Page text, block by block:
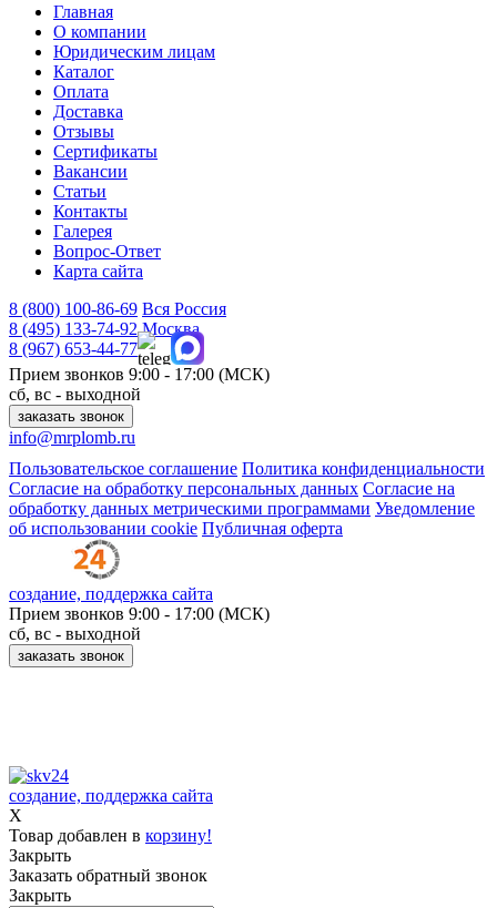
Главная
О компании
Юридическим лицам
Каталог
Оплата
Доставка
Отзывы
Сертификаты
Вакансии
Статьи
Контакты
Галерея
Вопрос-Ответ
Карта сайта
8 (800) 100-86-69 Вся Россия
8 (495) 133-74-92 Москва
8 (967) 653-44-77
Прием звонков 9:00 - 17:00 (МСК)
сб, вс - выходной
заказать звонок
info@mrplomb.ru
Пользовательское соглашение Политика конфиденциальности
Согласие на обработку персональных данных Согласие на
обработку данных метрическими программами Уведомление
об использовании cookie Публичная оферта
создание, поддержка сайта
Прием звонков 9:00 - 17:00 (МСК)
сб, вс - выходной
заказать звонок
создание, поддержка сайта
X
Товар добавлен в корзину!
Закрыть
Заказать обратный звонок
Закрыть